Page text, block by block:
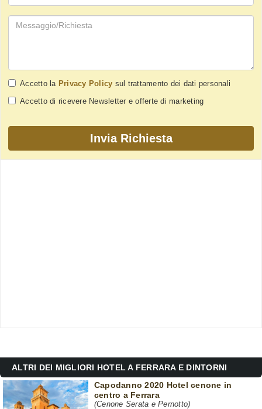
Accetto la Privacy Policy sul trattamento dei dati personali
Accetto di ricevere Newsletter e offerte di marketing
ALTRI DEI MIGLIORI HOTEL A FERRARA E DINTORNI
Capodanno 2020 Hotel cenone in
centro a Ferrara
(Cenone Serata e Pernotto)